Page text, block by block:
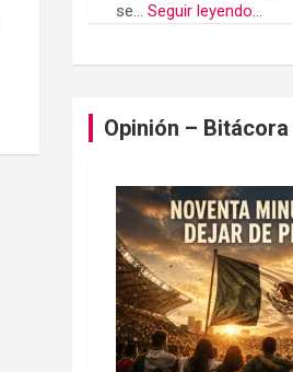
se...Seguir leyendo...
Opinión –